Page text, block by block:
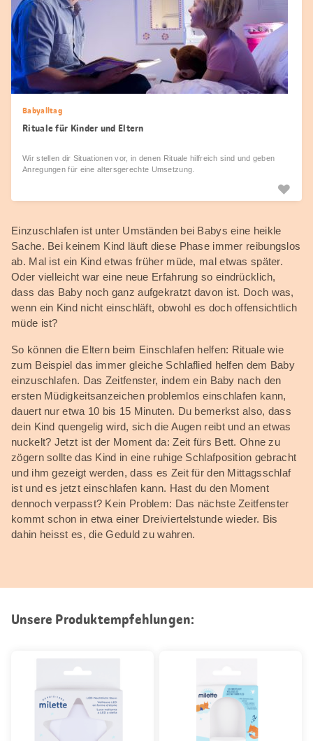
Babyalltag
Rituale für Kinder und Eltern
Wir stellen dir Situationen vor, in denen Rituale hilfreich sind und geben
Anregungen für eine altersgerechte Umsetzung.
Einzuschlafen ist unter Umständen bei Babys eine heikle
Sache. Bei keinem Kind läuft diese Phase immer reibungslos
ab. Mal ist ein Kind etwas früher müde, mal etwas später.
Oder vielleicht war eine neue Erfahrung so eindrücklich,
dass das Baby noch ganz aufgekratzt davon ist. Doch was,
wenn ein Kind nicht einschläft, obwohl es doch offensichtlich
müde ist?
So können die Eltern beim Einschlafen helfen: Rituale wie
zum Beispiel das immer gleiche Schlaflied helfen dem Baby
einzuschlafen. Das Zeitfenster, indem ein Baby nach den
ersten Müdigkeitsanzeichen problemlos einschlafen kann,
dauert nur etwa 10 bis 15 Minuten. Du bemerkst also, dass
dein Kind quengelig wird, sich die Augen reibt und an etwas
nuckelt? Jetzt ist der Moment da: Zeit fürs Bett. Ohne zu
zögern sollte das Kind in eine ruhige Schlafposition gebracht
und ihm gezeigt werden, dass es Zeit für den Mittagsschlaf
ist und es jetzt einschlafen kann. Hast du den Moment
dennoch verpasst? Kein Problem: Das nächste Zeitfenster
kommt schon in etwa einer Dreiviertelstunde wieder. Bis
dahin heisst es, die Geduld zu wahren.
Unsere Produktempfehlungen: